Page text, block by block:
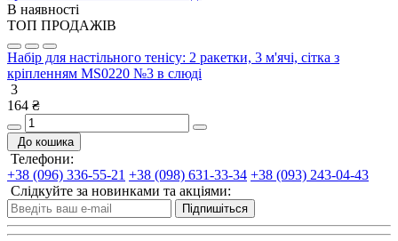
В наявності
ТОП ПРОДАЖІВ
Набір для настільного тенісу: 2 ракетки, 3 м'ячі, сітка з
кріпленням MS0220 №3 в слюді
3
164 ₴
До кошика
Телефони:
+38 (096) 336-55-21 +38 (098) 631-33-34 +38 (093) 243-04-43
Слідкуйте за новинками та акціями:
Підпишіться